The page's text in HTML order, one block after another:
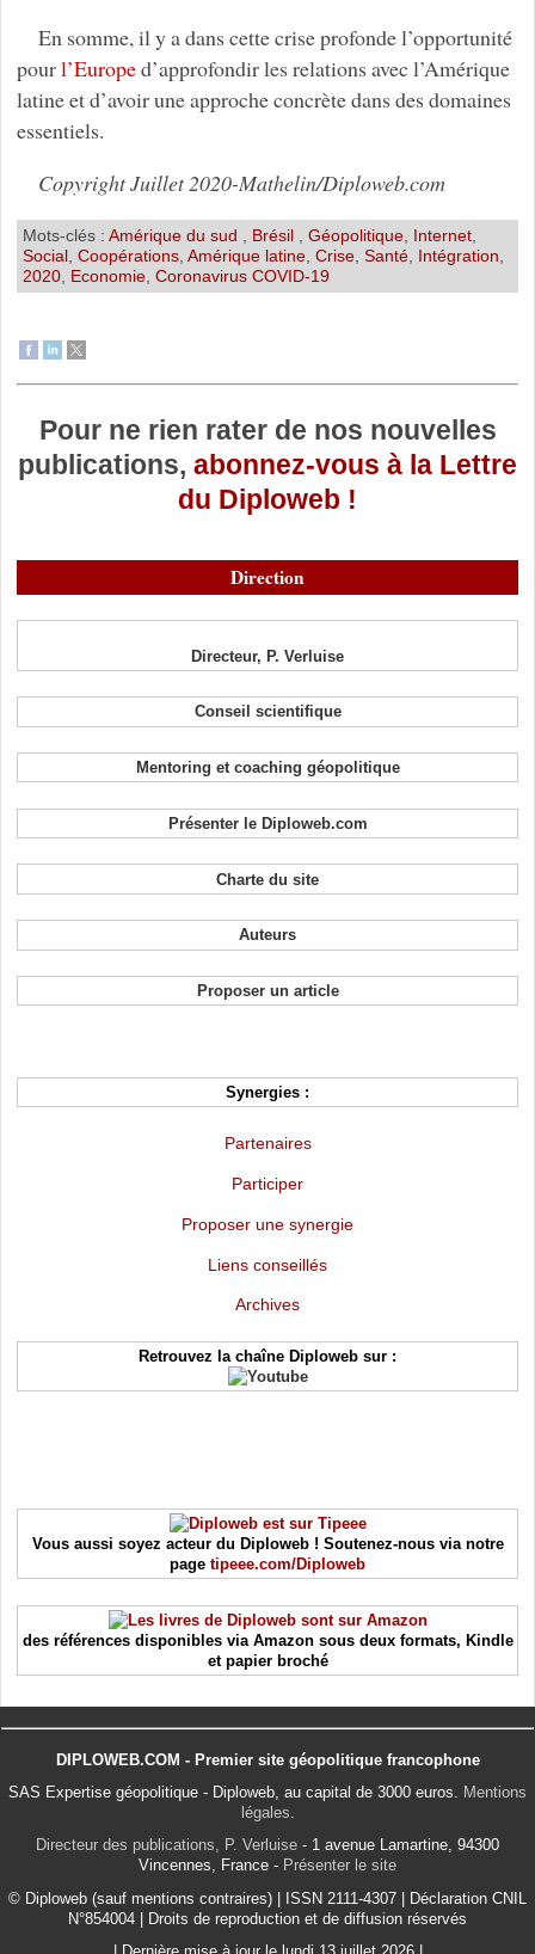
En somme, il y a dans cette crise profonde l’opportunité
pourl’Europed’approfondir les relations avec l’Amérique
latine et d’avoir une approche concrète dans des domaines
essentiels.
Copyright Juillet 2020-Mathelin/Diploweb.com
Mots-clés : Amérique du sud Brésil Géopolitique, Internet,
Social, Coopérations, Amérique latine, Crise, Santé, Intégration
2020, Economie, Coronavirus COVID-19
Pour ne rien rater de nos nouvelles
publications, abonnez-vous à la Lettre
du Diploweb !
Direction
Directeur, P. Verluise
Conseil scientifique
Mentoring et coaching géopolitique
Présenter le Diploweb.com
Charte du site
Auteurs
Proposer un article
Synergies :
Partenaires
Participer
Proposer une synergie
Liens conseillés
Archives
Retrouvez la chaîne Diploweb sur :
Vous aussi soyez acteur du Diploweb ! Soutenez-nous via notre
page tipeee.com/Diploweb
des références disponibles via Amazon sous deux formats, Kindle
et papier broché
DIPLOWEB.COM - Premier site géopolitique francophone
SAS Expertise géopolitique - Diploweb, au capital de 3000 euros. Mentions
légales.
Directeur des publications, P. Verluise - 1 avenue Lamartine, 94300
Vincennes, France - Présenter le site
© Diploweb (sauf mentions contraires) | ISSN 2111-4307 | Déclaration CNIL
N°854004 | Droits de reproduction et de diffusion réservés